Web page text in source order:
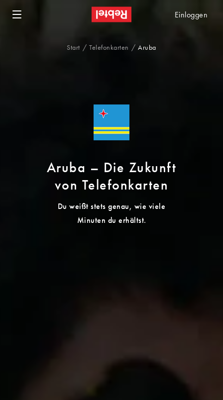
Start Telefonkarten Aruba
Einloggen
Aruba – Die Zukunft
von Telefonkarten
Du weißt stets genau, wie viele
Minuten du erhältst.